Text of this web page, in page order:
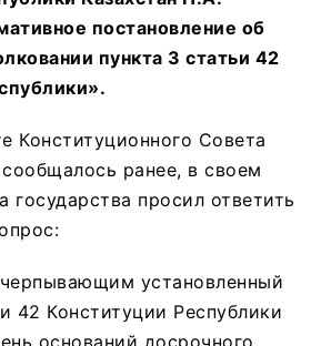
постановление об
пункта 3 статьи 42
Конституционного Совета
ранее, в своем
государства просил ответить
установленный
42 Конституции Республики